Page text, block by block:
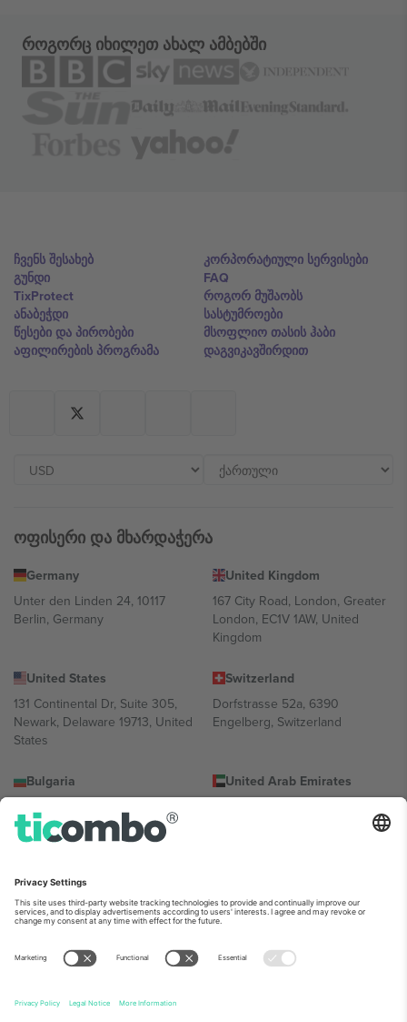
როგორც იხილეთ ახალ ამბებში
ჩვენს შესახებ
გუნდი
TixProtect
ანაბეჭდი
წესები და პირობები
აფილირების პროგრამა
კორპორატიული სერვისები
FAQ
როგორ მუშაობს
სასტუმროები
მსოფლიო თასის ჰაბი
დაგვიკავშირდით
ოფისერი და მხარდაჭერა
Germany
Unter den Linden 24, 10117
Berlin, Germany
United Kingdom
167 City Road, London, Greater
London, EC1V 1AW, United
Kingdom
United States
131 Continental Dr, Suite 305,
Newark, Delaware 19713, United
States
Switzerland
Dorfstrasse 52a, 6390
Engelberg, Switzerland
Bulgaria
Totleben 53-55, 1606 Sofia,
Bulgaria
United Arab Emirates
Building A1, Office 302, Dubai,
Mexico
Av Chapultepec 360, Roma
Norte, Cuauhtémoc, 06700
Ciudad de México, CDMX,
Mexico
პლატფორმის პროვაიდერის იურიდიული პირი იცვლება